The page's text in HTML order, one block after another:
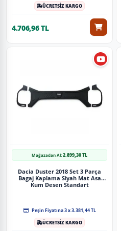
ÜCRETSİZ KARGO
4.706,96 TL
Mağazadan Al:2.899,30 TL
Dacia Duster 2018 Set 3 Parça
Bagaj Kaplama Siyah Mat Asa
Kum Desen Standart
Peşin Fiyatına 3 x 3.381,44 TL
ÜCRETSİZ KARGO